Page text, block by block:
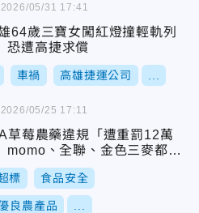
64歲三寶女闖紅燈撞輕軌列
遭高捷求償
車禍 高雄捷運公司
2026/05/31 17:41
草莓農藥違規「遭重罰12萬
、全聯、金色三麥都中
標 食品安全
良農產品
2026/05/25 17:11